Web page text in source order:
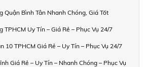
Quận Bình Tân Nhanh Chóng, Giá Tốt
TPHCM Uy Tín – Giá Rẻ – Phục Vụ 24/7
10 TPHCM Giá Rẻ – Uy Tín – Phục Vụ 24/7
Giá Rẻ – Uy Tín – Nhanh Chóng – Phục Vụ